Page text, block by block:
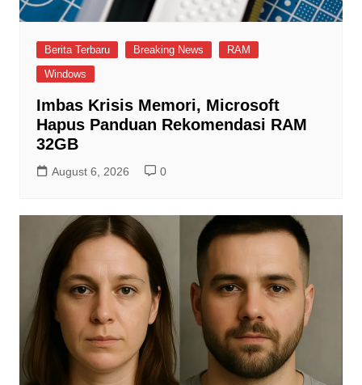
Berita Terbaru Breaking News
RAM
Windows
Imbas Krisis Memori, Microsoft
Hapus Panduan Rekomendasi RAM
32GB
August 6, 2026 0